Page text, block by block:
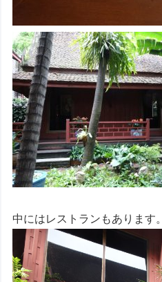
中にはレストランもあります。